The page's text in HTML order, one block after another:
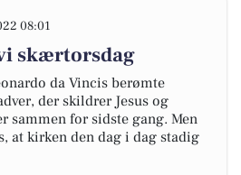
08:01
skærtorsdag
da Vincis berømte
der skildrer Jesus og
sammen for sidste gang. Men
at kirken den dag i dag stadig